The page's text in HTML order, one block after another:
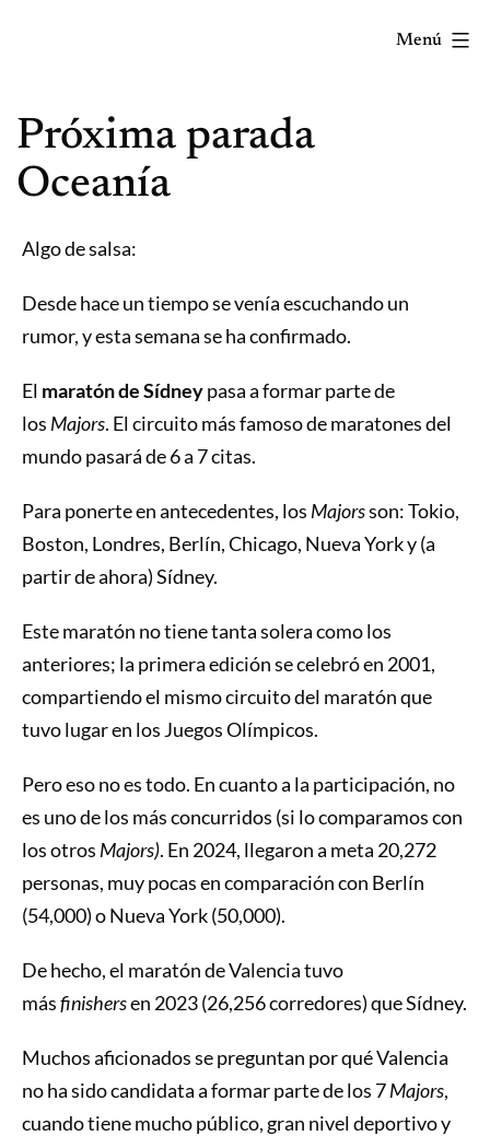
mola...
Y
lo
Menú
Próxima parada
Oceanía
Algo de salsa:
Desde hace un tiempo se venía escuchando un
rumor, y esta semana se ha confirmado.
El maratón de Sídneypasa a formar parte de
los Majors. El circuito más famoso de maratones del
mundo pasará de 6 a 7 citas.
Para ponerte en antecedentes, los Majorsson: Tokio,
Boston, Londres, Berlín, Chicago, Nueva York y (a
partir de ahora) Sídney.
Este maratón no tiene tanta solera como los
anteriores; la primera edición se celebró en 2001,
compartiendo el mismo circuito del maratón que
tuvo lugar en los Juegos Olímpicos.
Pero eso no es todo. En cuanto a la participación, no
es uno de los más concurridos (si lo comparamos con
los otros Majors). En 2024, llegaron a meta 20,272
personas, muy pocas en comparación con Berlín
(54,000) o Nueva York (50,000).
De hecho, el maratón de Valencia tuvo
másfinishersen 2023 (26,256 corredores) que Sídney.
Muchos aficionados se preguntan por qué Valencia
no ha sido candidata a formar parte de los 7Majors,
cuando tiene mucho público, gran nivel deportivo y